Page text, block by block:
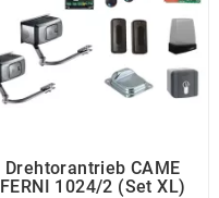
Drehtorantrieb CAME
FERNI 1024/2 (Set XL)